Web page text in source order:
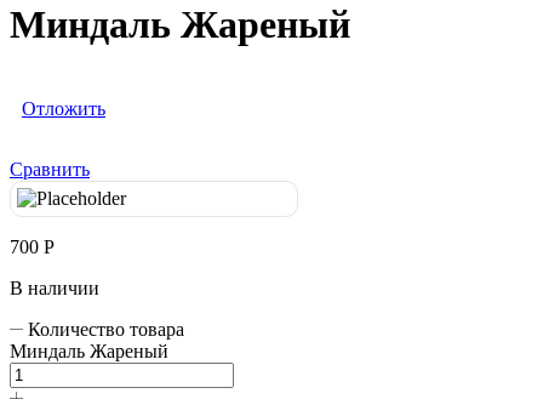
Миндаль Жареный
Отложить
Сравнить
700 Р
В наличии
Количество товара
Миндаль Жареный